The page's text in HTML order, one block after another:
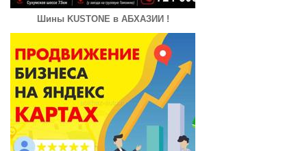
Шины KUSTONE в АБХАЗИИ !